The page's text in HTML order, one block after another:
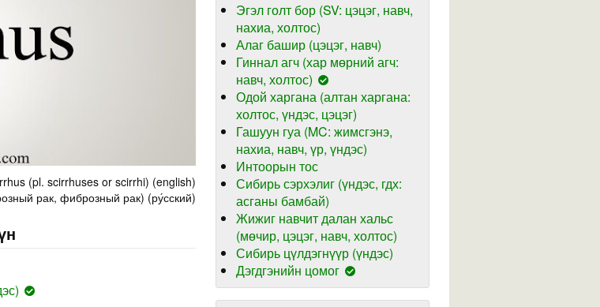
(pl. scirrhuses or scirrhi) (english)
рак, фиброзный рак) (ру́сский)
Эгэл голт бор (SV: цэцэг, навч,
нахиа, холтос)
Алаг башир (цэцэг, навч)
Гиннал агч (хар мөрний агч:
навч, холтос)
Одой харгана (алтан харгана:
холтос, үндэс, цэцэг)
Гашуун гуа (MC: жимсгэнэ,
нахиа, навч, үр, үндэс)
Интоорын тос
Сибирь сэрхэлиг (үндэс, гдх:
асганы бамбай)
Жижиг навчит далан хальс
(мөчир, цэцэг, навч, холтос)
Сибирь цүлдэгнүүр (үндэс)
Дэгдгэнийн цомог